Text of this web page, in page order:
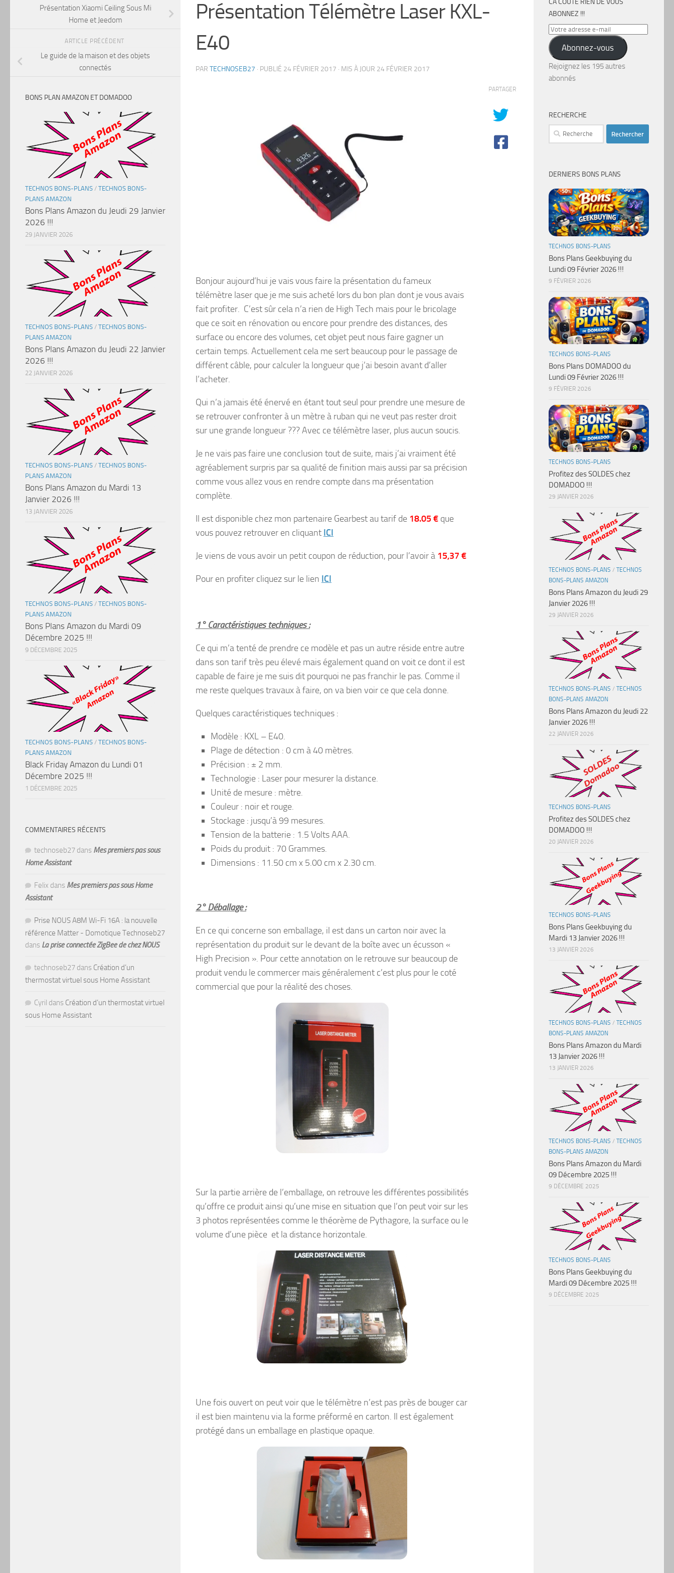
Présentation Télémètre Laser KXL-
E40
PAR TECHNOSEB27 · PUBLIÉ 24 FÉVRIER 2017 · MIS À JOUR 24 FÉVRIER 2017
Bonjour aujourd’hui je vais vous faire la présentation du fameux
télémètre laser que je me suis acheté lors du bon plan dont je vous avais
fait profiter. C’est sûr cela n’a rien de High Tech mais pour le bricolage
que ce soit en rénovation ou encore pour prendre des distances, des
surface ou encore des volumes, cet objet peut nous faire gagner un
certain temps. Actuellement cela me sert beaucoup pour le passage de
différent câble, pour calculer la longueur que j’ai besoin avant d’aller
l’acheter.
Qui n’a jamais été énervé en étant tout seul pour prendre une mesure de
se retrouver confronter à un mètre à ruban qui ne veut pas rester droit
sur une grande longueur ??? Avec ce télémètre laser, plus aucun soucis.
Je ne vais pas faire une conclusion tout de suite, mais j’ai vraiment été
agréablement surpris par sa qualité de finition mais aussi par sa précision
comme vous allez vous en rendre compte dans ma présentation
complète.
Il est disponible chez mon partenaire Gearbest au tarif de 18.05 € que
vous pouvez retrouver en cliquant ICI
Je viens de vous avoir un petit coupon de réduction, pour l’avoir à 15,37 €
Pour en profiter cliquez sur le lien ICI
1° Caractéristiques techniques :
Ce qui m’a tenté de prendre ce modèle et pas un autre réside entre autre
dans son tarif très peu élevé mais également quand on voit ce dont il est
capable de faire je me suis dit pourquoi ne pas franchir le pas. Comme il
me reste quelques travaux à faire, on va bien voir ce que cela donne.
Quelques caractéristiques techniques :
Modèle : KXL – E40.
Plage de détection : 0 cm à 40 mètres.
Précision : ± 2 mm.
Technologie : Laser pour mesurer la distance.
Unité de mesure : mètre.
Couleur : noir et rouge.
Stockage : jusqu’à 99 mesures.
Tension de la batterie : 1.5 Volts AAA.
Poids du produit : 70 Grammes.
Dimensions : 11.50 cm x 5.00 cm x 2.30 cm.
2° Déballage :
En ce qui concerne son emballage, il est dans un carton noir avec la
représentation du produit sur le devant de la boîte avec un écusson «
High Precision ». Pour cette annotation on le retrouve sur beaucoup de
produit vendu le commercer mais généralement c’est plus pour le coté
commercial que pour la réalité des choses.
Sur la partie arrière de l’emballage, on retrouve les différentes possibilités
qu’offre ce produit ainsi qu’une mise en situation que l’on peut voir sur les
3 photos représentées comme le théorème de Pythagore, la surface ou le
volume d’une pièce et la distance horizontale.
Une fois ouvert on peut voir que le télémètre n’est pas près de bouger car
il est bien maintenu via la forme préformé en carton. Il est également
protégé dans un emballage en plastique opaque.
PARTAGER
Présentation Xiaomi Ceiling Sous Mi
Home et Jeedom
ARTICLE PRÉCÉDENT
Le guide de la maison et des objets
connectés
BONS PLAN AMAZON ET DOMADOO
TECHNOS BONS-PLANS / TECHNOS BONS-
PLANS AMAZON
Bons Plans Amazon du Jeudi 29 Janvier
2026 !!!
29 JANVIER 2026
TECHNOS BONS-PLANS / TECHNOS BONS-
PLANS AMAZON
Bons Plans Amazon du Jeudi 22 Janvier
2026 !!!
22 JANVIER 2026
TECHNOS BONS-PLANS / TECHNOS BONS-
PLANS AMAZON
Bons Plans Amazon du Mardi 13
Janvier 2026 !!!
13 JANVIER 2026
TECHNOS BONS-PLANS / TECHNOS BONS-
PLANS AMAZON
Bons Plans Amazon du Mardi 09
Décembre 2025 !!!
9 DÉCEMBRE 2025
TECHNOS BONS-PLANS / TECHNOS BONS-
PLANS AMAZON
Black Friday Amazon du Lundi 01
Décembre 2025 !!!
1 DÉCEMBRE 2025
COMMENTAIRES RÉCENTS
technoseb27 dans Mes premiers pas sous
Home Assistant
Felix dans Mes premiers pas sous Home
Assistant
Prise NOUS A8M Wi-Fi 16A : la nouvelle
référence Matter - Domotique Technoseb27
dans La prise connectée ZigBee de chez NOUS
technoseb27 dans Création d’un
thermostat virtuel sous Home Assistant
Cyril dans Création d’un thermostat virtuel
sous Home Assistant
CA COÛTE RIEN DE VOUS
ABONNEZ !!!
Votre
adresse
e-
mail
Abonnez-vous
Rejoignez les 195 autres
abonnés
RECHERCHE
Rechercher :
DERNIERS BONS PLANS
TECHNOS BONS-PLANS
Bons Plans Geekbuying du
Lundi 09 Février 2026 !!!
9 FÉVRIER 2026
TECHNOS BONS-PLANS
Bons Plans DOMADOO du
Lundi 09 Février 2026 !!!
9 FÉVRIER 2026
TECHNOS BONS-PLANS
Profitez des SOLDES chez
DOMADOO !!!
29 JANVIER 2026
TECHNOS BONS-PLANS / TECHNOS
BONS-PLANS AMAZON
Bons Plans Amazon du Jeudi 29
Janvier 2026 !!!
29 JANVIER 2026
TECHNOS BONS-PLANS / TECHNOS
BONS-PLANS AMAZON
Bons Plans Amazon du Jeudi 22
Janvier 2026 !!!
22 JANVIER 2026
TECHNOS BONS-PLANS
Profitez des SOLDES chez
DOMADOO !!!
20 JANVIER 2026
TECHNOS BONS-PLANS
Bons Plans Geekbuying du
Mardi 13 Janvier 2026 !!!
13 JANVIER 2026
TECHNOS BONS-PLANS / TECHNOS
BONS-PLANS AMAZON
Bons Plans Amazon du Mardi
13 Janvier 2026 !!!
13 JANVIER 2026
TECHNOS BONS-PLANS / TECHNOS
BONS-PLANS AMAZON
Bons Plans Amazon du Mardi
09 Décembre 2025 !!!
9 DÉCEMBRE 2025
TECHNOS BONS-PLANS
Bons Plans Geekbuying du
Mardi 09 Décembre 2025 !!!
9 DÉCEMBRE 2025